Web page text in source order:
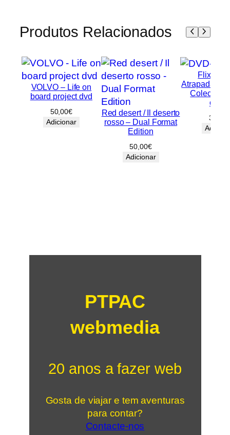
Produtos Relacionados
VOLVO – Life on
board project dvd
50,00€
Adicionar
Red desert / Il deserto
rosso – Dual Format
Edition
50,00€
Adicionar
FlixBox
Atrapada,
30,00
PTPAC
webmedia
20 anos a fazer web
Gosta de viajar e tem aventuras
para contar?
Contacte-nos